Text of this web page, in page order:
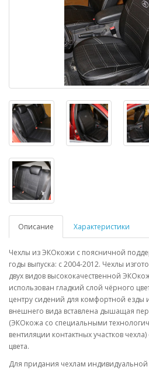
Описание Характеристики
Чехлы из ЭКОкожи с поясничной
годы выпуска: с 2004-2012. Чехлы
двух видов высококачественной
использован гладкий слой чёрного
центру сидений для комфортной езды
внешнего вида вставлена дышащая
(ЭКОкожа со специальными
вентиляции контактных участков
цвета.
Для придания чехлам